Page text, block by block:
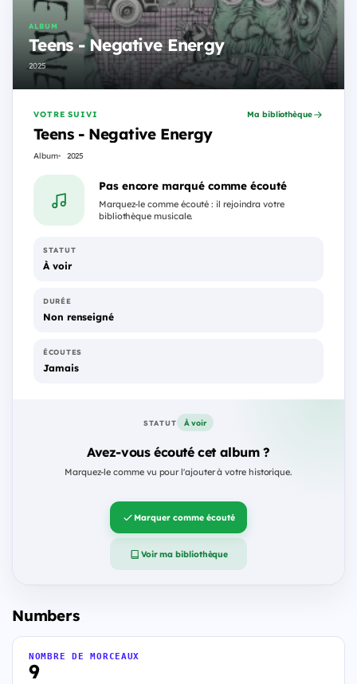
ALBUM
Teens - Negative Energy
2025
VOTRE SUIVI
Teens - Negative Energy
Album 2025
Ma bibliothèque
Pas encore marqué comme écouté
Marquez-le comme écouté : il rejoindra votre
bibliothèque musicale.
STATUT
À voir
DURÉE
Non renseigné
ÉCOUTES
Jamais
STATUT À voir
Avez-vous écouté cet album ?
Marquez-le comme vu pour l'ajouter à votre historique.
Marquer comme écouté
Voir ma bibliothèque
Numbers
9
NOMBRE DE MORCEAUX